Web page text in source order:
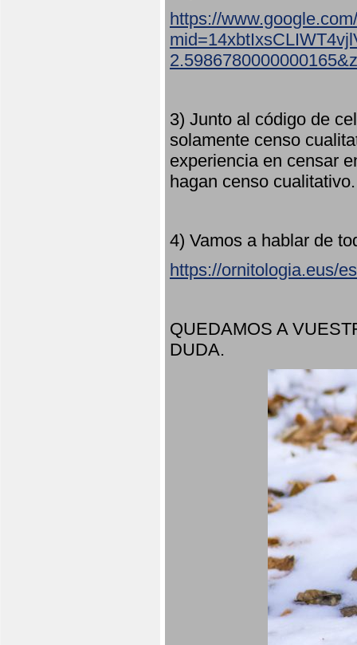
https://
3) Junto al código de
solamente censo
experiencia en censar
hagan censo
4) Vamos a hablar de
https://ornitologia.eus/
QUEDAMOS A
DUDA.